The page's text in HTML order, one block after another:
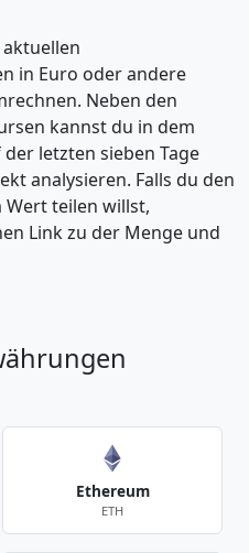
in Euro oder andere
Neben den
kannst du in dem
letzten sieben Tage
analysieren. Falls du den
teilen willst,
Link zu der Menge und
Ethereum
ETH